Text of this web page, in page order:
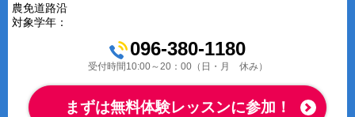
農免道路沿
対象学年：
096-380-1180
受付時間10:00～20：00（日・月 休み）
まずは無料体験レッスンに参加！